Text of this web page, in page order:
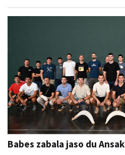
Babes zabala jaso du Ansak